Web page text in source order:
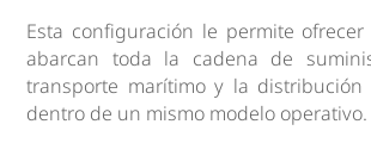
Esta configuración le permite
abarcan toda la cadena de
transporte marítimo y la
dentro de un mismo modelo operativo.